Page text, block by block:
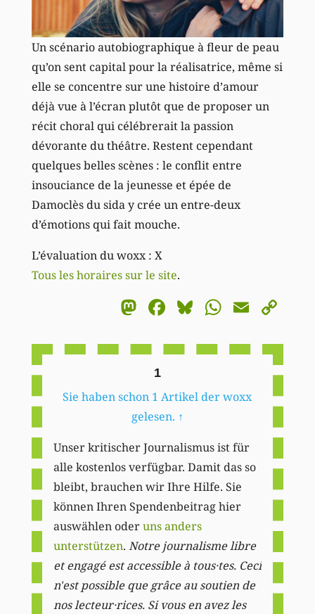
Un scénario autobiographique à fleur de peau
qu’on sent capital pour la réalisatrice, même si
elle se concentre sur une histoire d’amour
déjà vue à l’écran plutôt que de proposer un
récit choral qui célébrerait la passion
dévorante du théâtre. Restent cependant
quelques belles scènes : le conflit entre
insouciance de la jeunesse et épée de
Damoclès du sida y crée un entre-deux
d’émotions qui fait mouche.
L’évaluation du woxx : X
Tous les horaires sur le site.
Mastodon
Facebook
BlueskyEmail
1
Sie haben schon 1 Artikel der woxx
gelesen. ↑
Unser kritischer Journalismus ist für
alle kostenlos verfügbar. Damit das so
bleibt, brauchen wir Ihre Hilfe. Sie
können Ihren Spendenbeitrag hier
auswählen oderuns anders
unterstützen. Notre journalisme libre
et engagé est accessible à tous·tes. Ceci
n'est possible que grâce au soutien de
nos lecteur·rices. Si vous en avez les